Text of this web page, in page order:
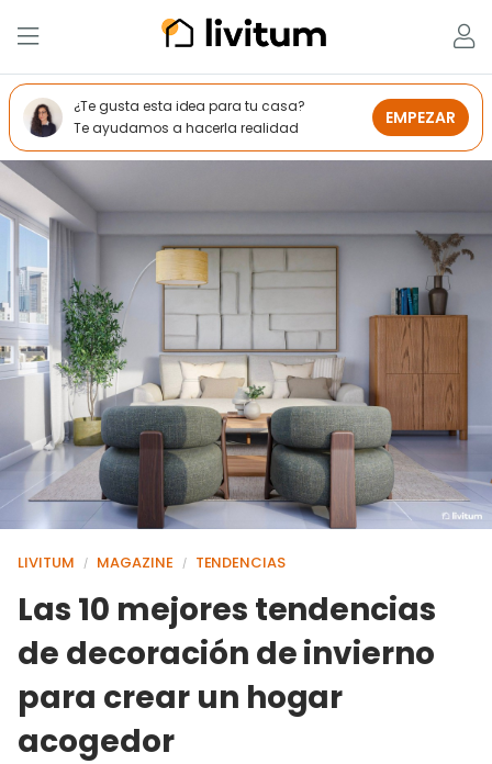
LIVITUM / MAGAZINE / TENDENCIAS
Las 10 mejores tendencias
de decoración de invierno
para crear un hogar
acogedor
¿Te gusta esta idea para tu casa?
Te ayudamos a hacerla realidad
EMPEZAR